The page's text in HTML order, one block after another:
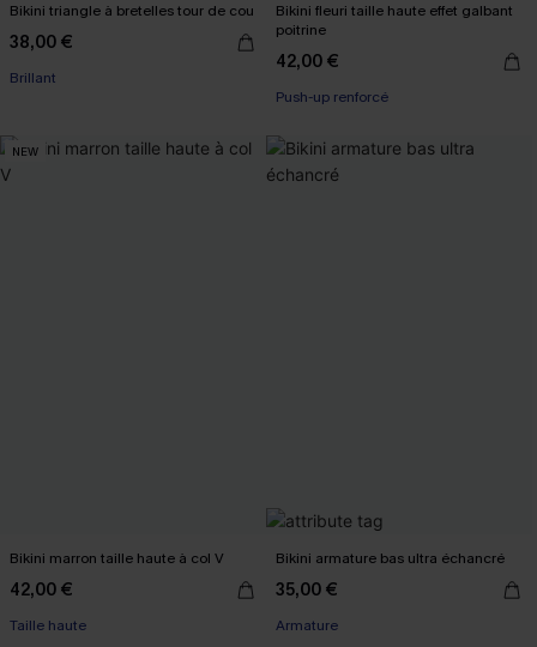
Bikini triangle à bretelles tour de cou
38,00 €
Brillant
Bikini fleuri taille haute effet galbant
poitrine
42,00 €
Push-up renforcé
NEW
Bikini marron taille haute à col V
42,00 €
Taille haute
Bikini armature bas ultra échancré
35,00 €
Armature